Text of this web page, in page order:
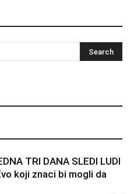
TRI DANA SLEDI LUDI
koji znaci bi mogli da